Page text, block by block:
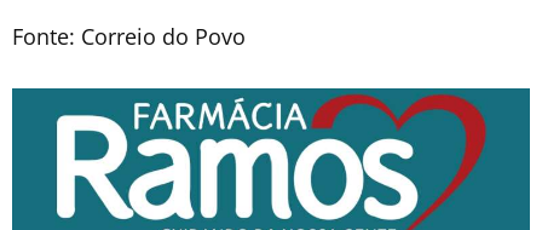
Fonte: Correio do Povo